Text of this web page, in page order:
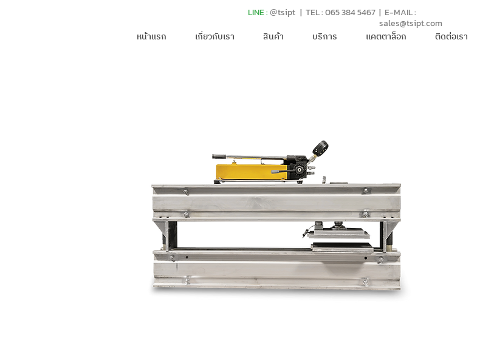
LINE : @tsipt | TEL : 065 384 5467
หน้าแรก เกี่ยวกับเรา สินค้า บริการ แคตตาล็อก ติดต่อเรา
| E-MAIL :
sales@tsipt.com